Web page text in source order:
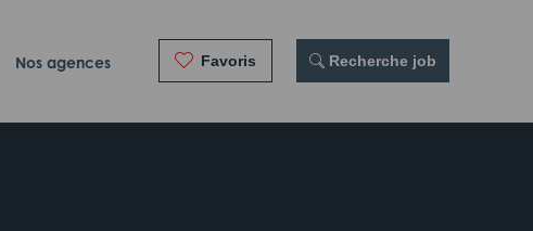
Nos agences Favoris Recherche job